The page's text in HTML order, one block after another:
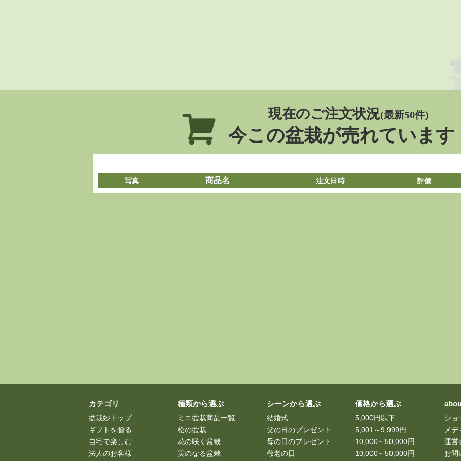
現在のご注文状況(最新50件)
今この盆栽が売れています
カテゴリ
盆栽妙トップ
ギフトを贈る
自宅で楽しむ
法人のお客様
種類から選ぶ
ミニ盆栽商品一覧
松の盆栽
花の咲く盆栽
実のなる盆栽
シーンから選ぶ
結婚式
父の日のプレゼント
母の日のプレゼント
敬老の日
価格から選ぶ
5,000円以下
5,001～9,999円
10,000～50,000円
10,000～50,000円
ショ
メ
運営
お問